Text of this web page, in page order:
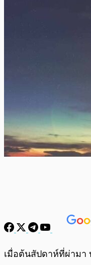
พร้อมเล่น
เมื่อต้นสัปดาห์ที่ผ่ามา